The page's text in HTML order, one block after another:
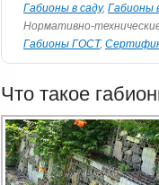
Габионы в саду, Габионы
Нормативно-
Габионы ГОСТ,
Что такое